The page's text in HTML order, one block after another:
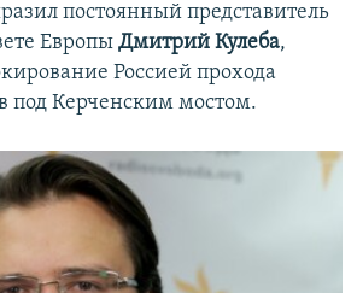
постоянный представитель
Европы Дмитрий Кулеба,
Россией прохода
под Керченским мостом.